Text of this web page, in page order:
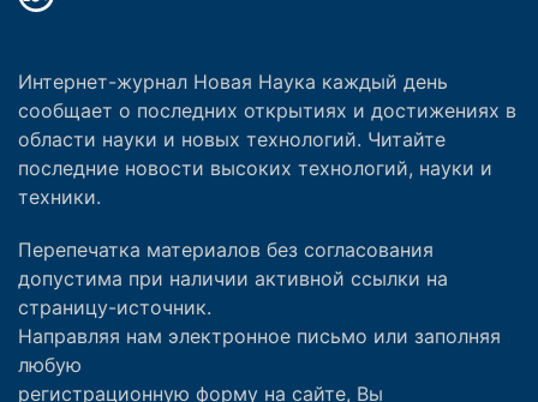
Интернет-журнал Новая Наука каждый день
сообщает о последних открытиях и достижениях в
области науки и новых технологий. Читайте
последние новости высоких технологий, науки и
техники.
Перепечатка материалов без согласования
допустима при наличии активной ссылки на
страницу-источник.
Направляя нам электронное письмо или заполняя
любую
регистрационную форму на сайте, Вы